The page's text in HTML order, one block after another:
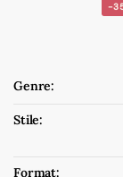
-
Genre:
Stile:
Format: